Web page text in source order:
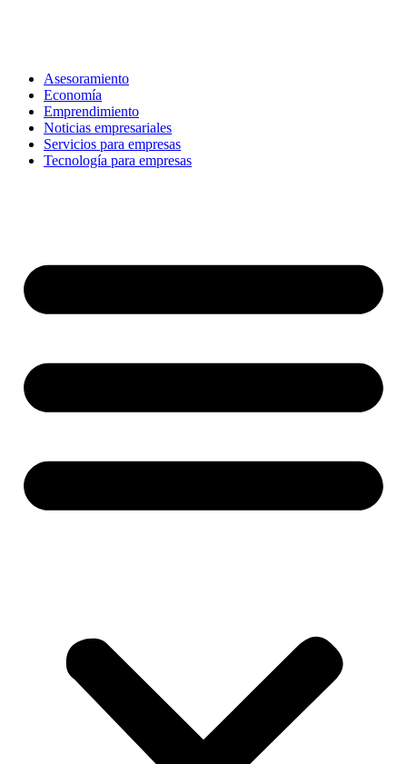
Asesoramiento
Economía
Emprendimiento
Noticias empresariales
Servicios para empresas
Tecnología para empresas